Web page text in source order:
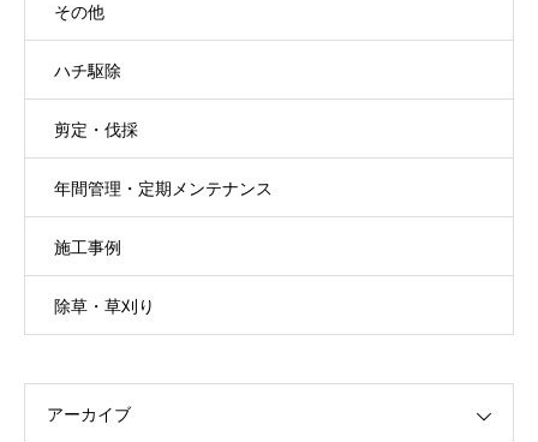
その他
ハチ駆除
剪定・伐採
年間管理・定期メンテナンス
施工事例
除草・草刈り
アーカイブ